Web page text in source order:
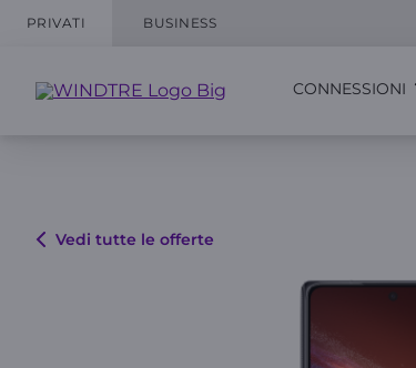
PRIVATI BUSINESS
CONNESSIONI
Vedi tutte le offerte